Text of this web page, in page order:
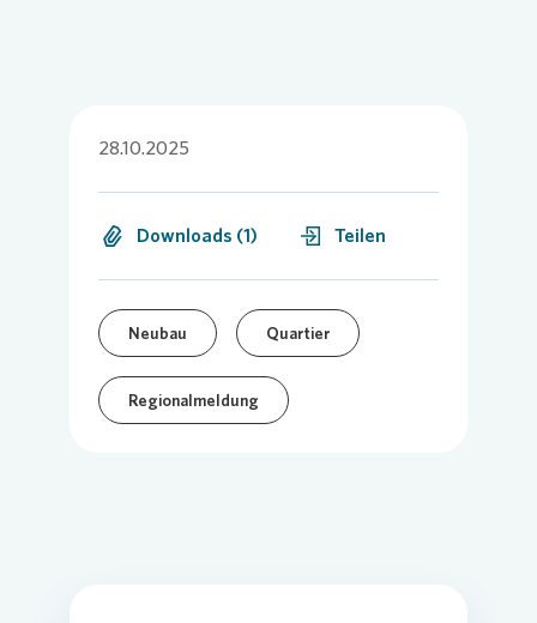
28.10.2025
Downloads (1) Teilen
Neubau Quartier
Regionalmeldung